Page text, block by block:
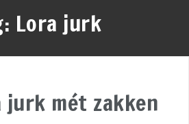
Lora jurk
jurk mét zakken